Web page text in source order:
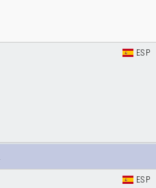
ESP
ESP